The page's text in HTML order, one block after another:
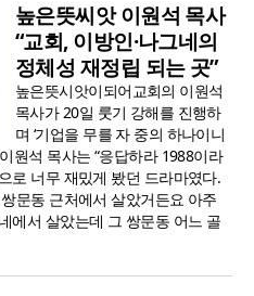
높은뜻씨앗 이원석 목사
“교회, 이방인·나그네의
정체성 재정립 되는 곳”
높은뜻시앗이되어교회의 이원석
목사가 20일 룻기 강해를 진행하
며 ‘기업을 무를 자 중의 하나이니
원석 목사는 “응답하라 1988이라
로 너무 재밌게 봤던 드라마였다.
문동 근처에서 살았거든요 아주
에서 살았는데 그 쌍문동 어느 골